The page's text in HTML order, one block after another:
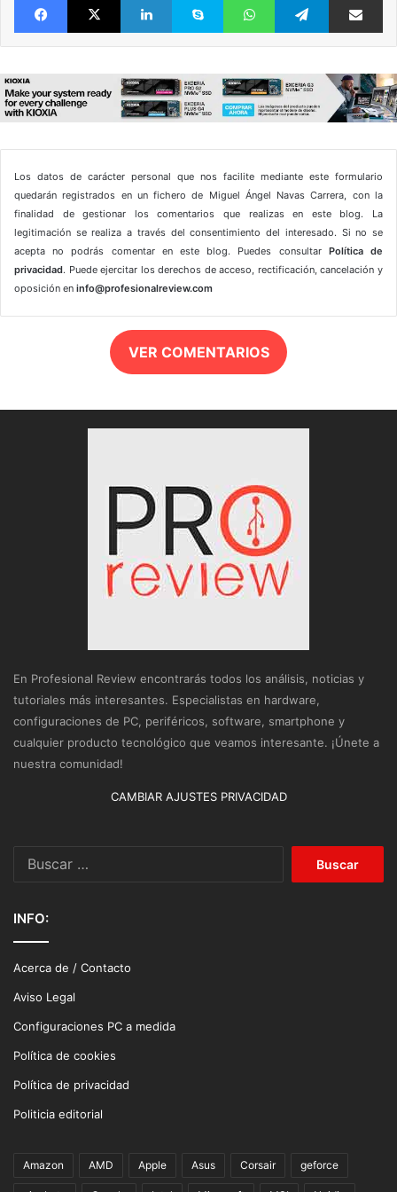
Los datos de carácter personal que nos facilite mediante este formulario
quedarán registrados en un fichero de Miguel Ángel Navas Carrera, con la
finalidad de gestionar los comentarios que realizas en este blog. La
legitimación se realiza a través del consentimiento del interesado. Si no se
acepta no podrás comentar en este blog. Puedes consultar Política de
privacidad. Puede ejercitar los derechos de acceso, rectificación, cancelación y
oposición en info@profesionalreview.com
VER COMENTARIOS
En Profesional Review encontrarás todos los análisis, noticias y
tutoriales más interesantes. Especialistas en hardware,
configuraciones de PC, periféricos, software, smartphone y
cualquier producto tecnológico que veamos interesante. ¡Únete a
nuestra comunidad!
CAMBIAR AJUSTES PRIVACIDAD
INFO:
Acerca de / Contacto
Aviso Legal
Configuraciones PC a medida
Política de cookies
Política de privacidad
Politicia editorial
Amazon AMD Apple Asus Corsair geforce